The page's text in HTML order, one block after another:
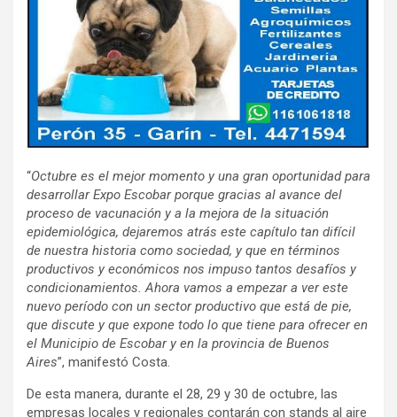
“Octubre es el mejor momento y una gran oportunidad para
desarrollar Expo Escobar porque gracias al avance del
proceso de vacunación y a la mejora de la situación
epidemiológica, dejaremos atrás este capítulo tan difícil
de nuestra historia como sociedad, y que en términos
productivos y económicos nos impuso tantos desafíos y
condicionamientos. Ahora vamos a empezar a ver este
nuevo período con un sector productivo que está de pie,
que discute y que expone todo lo que tiene para ofrecer en
el Municipio de Escobar y en la provincia de Buenos
Aires”, manifestó Costa.
De esta manera, durante el 28, 29 y 30 de octubre, las
empresas locales y regionales contarán con stands al aire